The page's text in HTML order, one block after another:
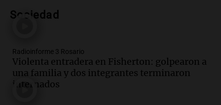
Radioinforme 3 Rosario
Argentina: inflación y dólar a la vista en
el próximo semestre
Noticias
Episodios
Sociedad
Radioinforme 3 Rosario
Violenta entradera en Fisherton: golpearon a
una familia y dos integrantes terminaron
internados